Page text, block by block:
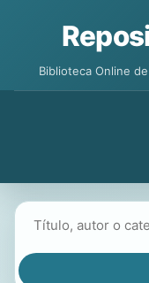
Biblioteca Online